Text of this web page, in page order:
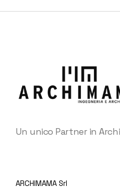
Un unico Partner in
ARCHIMAMA Srl